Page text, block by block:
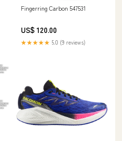
Fingerring Carbon 547531
US$ 120.00
★★★★★ 5.0 (9 reviews)